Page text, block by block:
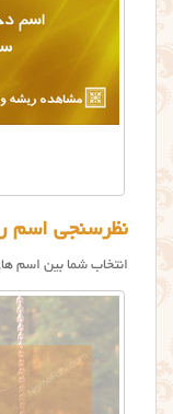
نظرسنجی اسم
انتخاب شما بین اسم